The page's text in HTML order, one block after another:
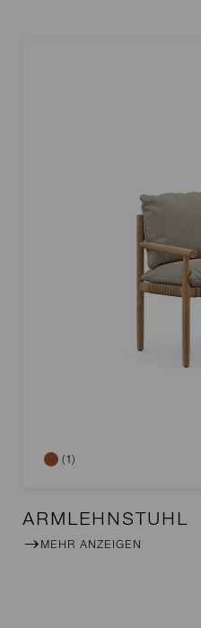
(1)
ARMLEHNSTUHL
MEHR ANZEIGEN